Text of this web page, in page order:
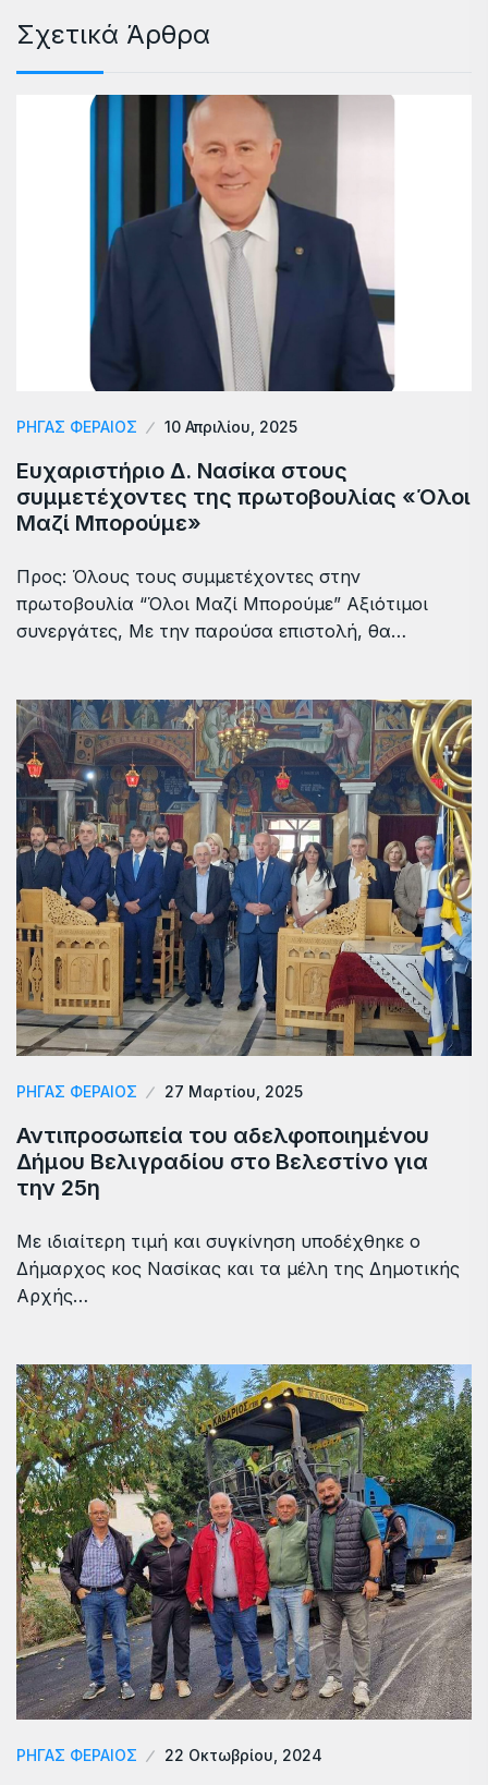
Σχετικά Άρθρα
ΡΗΓΑΣ ΦΕΡΑΙΟΣ 10 Απριλίου, 2025
Ευχαριστήριο Δ. Νασίκα στους
συμμετέχοντες της πρωτοβουλίας «Όλοι
Μαζί Μπορούμε»
Προς: Όλους τους συμμετέχοντες στην
πρωτοβουλία “Όλοι Μαζί Μπορούμε” Αξιότιμοι
συνεργάτες, Με την παρούσα επιστολή, θα…
ΡΗΓΑΣ ΦΕΡΑΙΟΣ 27 Μαρτίου, 2025
Αντιπροσωπεία του αδελφοποιημένου
Δήμου Βελιγραδίου στο Βελεστίνο για
την 25η
Με ιδιαίτερη τιμή και συγκίνηση υποδέχθηκε ο
Δήμαρχος κος Νασίκας και τα μέλη της Δημοτικής
Αρχής…
ΡΗΓΑΣ ΦΕΡΑΙΟΣ 22 Οκτωβρίου, 2024